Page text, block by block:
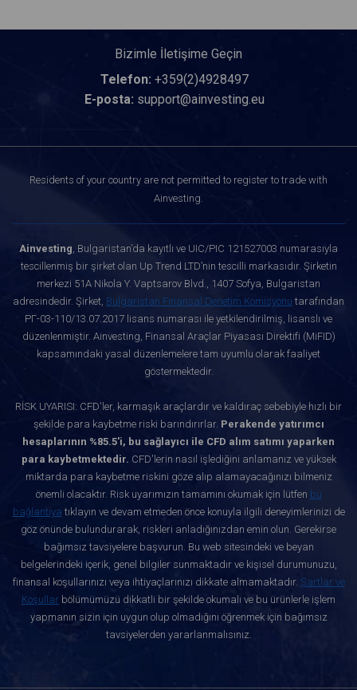
Bizimle İletişime Geçin
Telefon: +359(2)4928497
E-posta: support@ainvesting.eu
Residents of your country are not permitted to register to trade with
Ainvesting.
Ainvesting, Bulgaristan’da kayıtlı ve UIC/PIC 121527003 numarasıyla
tescillenmiş bir şirket olan Up Trend LTD’nin tescilli markasıdır. Şirketin
merkezi 51A Nikola Y. Vaptsarov Blvd., 1407 Sofya, Bulgaristan
adresindedir. Şirket, Bulgaristan Finansal Denetim Komisyonu tarafından
РГ-03-110/13.07.2017 lisans numarası ile yetkilendirilmiş, lisanslı ve
düzenlenmiştir. Ainvesting, Finansal Araçlar Piyasası Direktifi (MiFID)
kapsamındaki yasal düzenlemelere tam uyumlu olarak faaliyet
göstermektedir.
RİSK UYARISI: CFD'ler, karmaşık araçlardır ve kaldıraç sebebiyle hızlı bir
şekilde para kaybetme riski barındırırlar. Perakende yatırımcı
hesaplarının %85.5'i, bu sağlayıcı ile CFD alım satımı yaparken
para kaybetmektedir. CFD'lerin nasıl işlediğini anlamanız ve yüksek
miktarda para kaybetme riskini göze alıp alamayacağınızı bilmeniz
önemli olacaktır. Risk uyarımızın tamamını okumak için lütfen bu
bağlantıya tıklayın ve devam etmeden önce konuyla ilgili deneyimlerinizi de
göz önünde bulundurarak, riskleri anladığınızdan emin olun. Gerekirse
bağımsız tavsiyelere başvurun. Bu web sitesindeki ve beyan
belgelerindeki içerik, genel bilgiler sunmaktadır ve kişisel durumunuzu,
finansal koşullarınızı veya ihtiyaçlarınızı dikkate almamaktadır. Şartlar ve
Koşullar bölümümüzü dikkatli bir şekilde okumalı ve bu ürünlerle işlem
yapmanın sizin için uygun olup olmadığını öğrenmek için bağımsız
tavsiyelerden yararlanmalısınız.